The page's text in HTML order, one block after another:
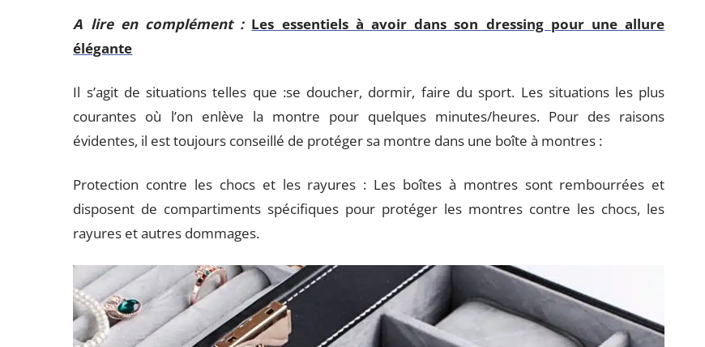
A lire en complément : Les essentiels à avoir dans son dressing pour une allure
élégante
Il s’agit de situations telles que :se doucher, dormir, faire du sport. Les situations les plus
courantes où l’on enlève la montre pour quelques minutes/heures. Pour des raisons
évidentes, il est toujours conseillé de protéger sa montre dans une boîte à montres :
Protection contre les chocs et les rayures : Les boîtes à montres sont rembourrées et
disposent de compartiments spécifiques pour protéger les montres contre les chocs, les
rayures et autres dommages.